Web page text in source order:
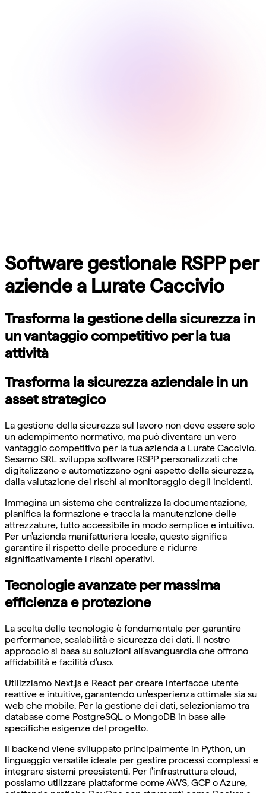
Software gestionale RSPP per
aziende a Lurate Caccivio
Trasforma la gestione della sicurezza in
un vantaggio competitivo per la tua
attività
Trasforma la sicurezza aziendale in un
asset strategico
La gestione della sicurezza sul lavoro non deve essere solo
un adempimento normativo, ma può diventare un vero
vantaggio competitivo per la tua azienda a Lurate Caccivio.
Sesamo SRL sviluppa software RSPP personalizzati che
digitalizzano e automatizzano ogni aspetto della sicurezza,
dalla valutazione dei rischi al monitoraggio degli incidenti.
Immagina un sistema che centralizza la documentazione,
pianifica la formazione e traccia la manutenzione delle
attrezzature, tutto accessibile in modo semplice e intuitivo.
Per un'azienda manifatturiera locale, questo significa
garantire il rispetto delle procedure e ridurre
significativamente i rischi operativi.
Tecnologie avanzate per massima
efficienza e protezione
La scelta delle tecnologie è fondamentale per garantire
performance, scalabilità e sicurezza dei dati. Il nostro
approccio si basa su soluzioni all'avanguardia che offrono
affidabilità e facilità d'uso.
Utilizziamo Next.js e React per creare interfacce utente
reattive e intuitive, garantendo un'esperienza ottimale sia su
web che mobile. Per la gestione dei dati, selezioniamo tra
database come PostgreSQL o MongoDB in base alle
specifiche esigenze del progetto.
Il backend viene sviluppato principalmente in Python, un
linguaggio versatile ideale per gestire processi complessi e
integrare sistemi preesistenti. Per l'infrastruttura cloud,
possiamo utilizzare piattaforme come AWS, GCP o Azure,